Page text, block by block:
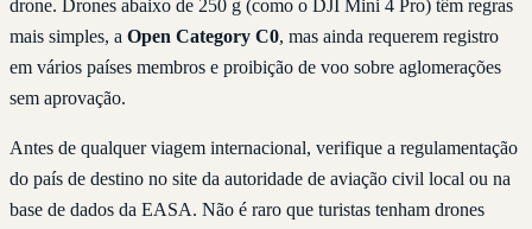
drone. Drones abaixo de 250 g (como o DJI Mini 4 Pro) têm regras
mais simples, a Open Category C0, mas ainda requerem registro
em vários países membros e proibição de voo sobre aglomerações
sem aprovação.
Antes de qualquer viagem internacional, verifique a regulamentação
do país de destino no site da autoridade de aviação civil local ou na
base de dados da EASA. Não é raro que turistas tenham drones